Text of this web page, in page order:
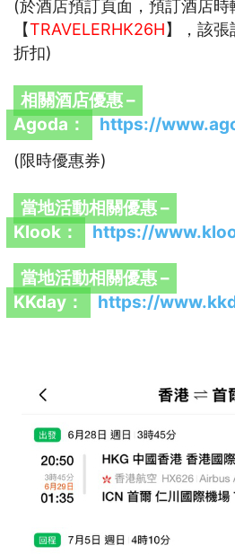
(於酒店預訂頁面，預訂酒店
【TRAVELERHK26H】，該
折扣)
相關酒店優惠 –
Agoda：
https://
(限時優惠券)
當地活動相關優惠 –
Klook：
https://
當地活動相關優惠 –
KKday：
https://